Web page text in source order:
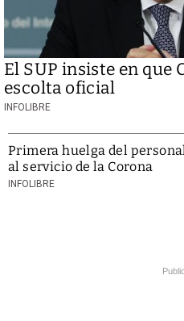
El SUP insiste en que
escolta oficial
INFOLIBRE
Primera huelga del
al servicio de la Corona
INFOLIBRE